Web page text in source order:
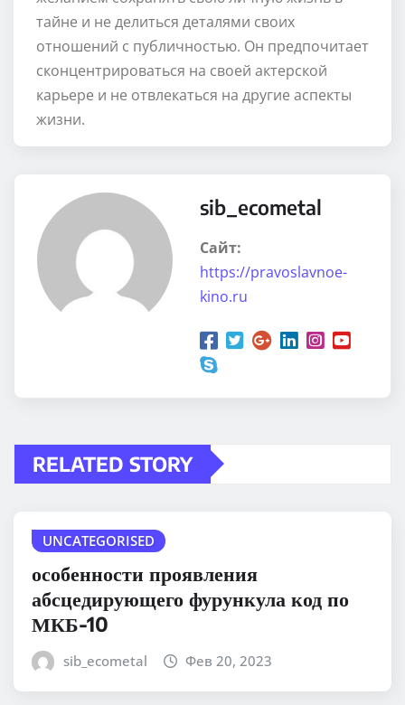
тайне и не делиться деталями своих
отношений с публичностью. Он предпочитает
сконцентрироваться на своей актерской
карьере и не отвлекаться на другие аспекты
жизни.
sib_ecometal
Сайт:
https://pravoslavnoe-
kino.ru
RELATED STORY
UNCATEGORISED
особенности проявления
абсцедирующего фурункула код по
МКБ-10
sib_ecometal Фев 20, 2023